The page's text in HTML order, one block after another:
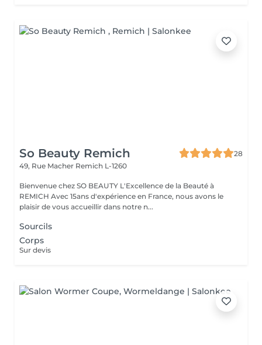
So Beauty Remich
28
49, Rue Macher Remich L-1260
Bienvenue chez SO BEAUTY L'Excellence de la Beauté à
REMICH Avec 15ans d'expérience en France, nous avons le
plaisir de vous accueillir dans notre n...
Sourcils
Corps
Sur devis